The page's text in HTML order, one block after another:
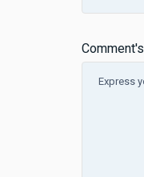
Comment's